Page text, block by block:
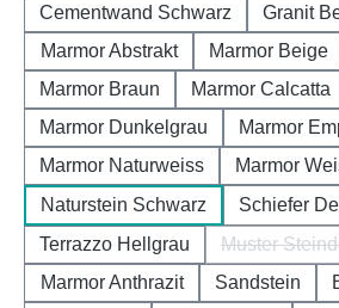
Cementwand Schwarz
Granit
Marmor Abstrakt
Marmor Beige
Marmor Braun
Marmor Calcatta
Marmor Dunkelgrau
Marmor
Marmor Naturweiss
Marmor
Naturstein Schwarz
Schiefer
Terrazzo Hellgrau
Muster
Marmor Anthrazit Sandstein